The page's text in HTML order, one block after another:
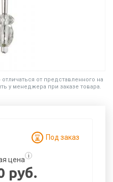
от представленного на
у менеджера при заказе товара.
Под заказ
цена i
руб.